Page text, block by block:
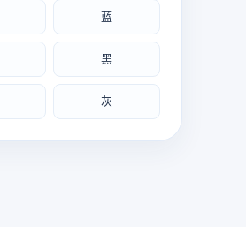
蓝
黑
灰